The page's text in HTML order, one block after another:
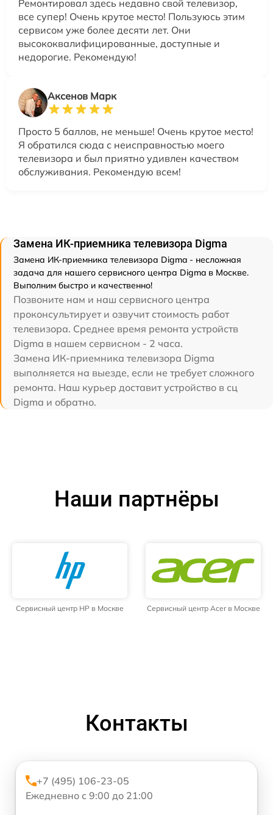
Ремонтировал здесь недавно свой телевизор,
все супер! Очень крутое место! Пользуюсь этим
сервисом уже более десяти лет. Они
высококвалифицированные, доступные и
недорогие. Рекомендую!
Аксенов Марк
Просто 5 баллов, не меньше! Очень крутое место!
Я обратился сюда с неисправностью моего
телевизора и был приятно удивлен качеством
обслуживания. Рекомендую всем!
Замена ИК-приемника телевизора Digma
Замена ИК-приемника телевизора Digma - несложная
задача для нашего сервисного центра Digma в Москве.
Выполним быстро и качественно!
Позвоните нам и наш сервисного центра
проконсультирует и озвучит стоимость работ
телевизора. Среднее время ремонта устройств
Digma в нашем сервисном - 2 часа.
Замена ИК-приемника телевизора Digma
выполняется на выезде, если не требует сложного
ремонта. Наш курьер доставит устройство в сц
Digma и обратно.
Наши партнёры
Сервисный центр HP в Москве Сервисный центр Acer в Москве
Контакты
+7 (495) 106-23-05
Ежедневно с 9:00 до 21:00